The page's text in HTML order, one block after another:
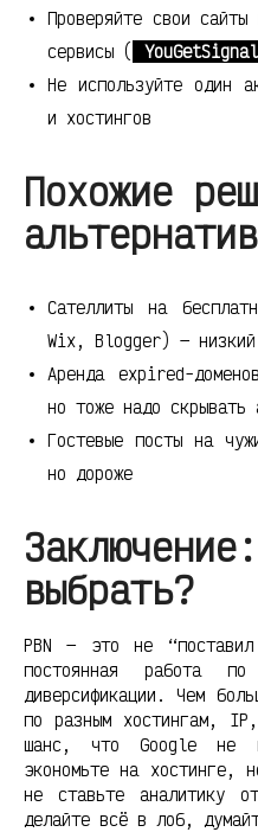
Проверяйте свои
сервисы (
YouGetSignal
Не используйте один
и хостингов
Похожие
Сателлиты на
Wix, Blogger) —
Аренда expired-
но тоже надо скрывать
Гостевые посты на
но дороже
выбрать?
PBN — это не
постоянная работа по
диверсификации. Чем
по разным хостингам,
шанс, что Google не
экономьте на хостинге,
не ставьте аналитику
делайте всё в лоб,